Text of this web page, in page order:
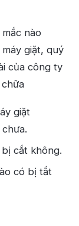
nào
giặt, quý
của công ty
giặt
cắt không.
có bị tắt